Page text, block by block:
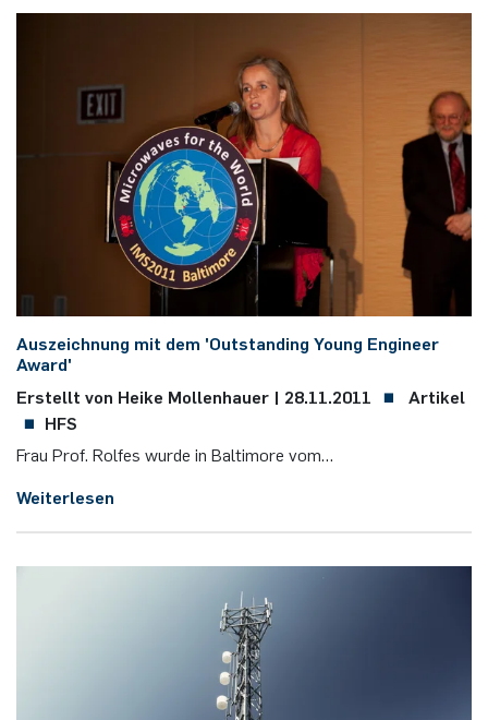
Aus­zeich­nung mit dem 'Out­stan­ding Young En­gi­neer
Award'
Erstellt von Heike Mollenhauer | 28.11.2011
Artikel
HFS
Frau Prof. Rol­fes wurde in Bal­ti­more vom…
Weiterlesen